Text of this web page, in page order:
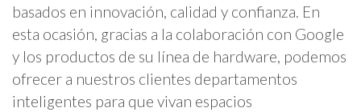
basados en innovación, calidad y confianza. En
esta ocasión, gracias a la colaboración con Google
y los productos de su línea de hardware, podemos
ofrecer a nuestros clientes departamentos
inteligentes para que vivan espacios